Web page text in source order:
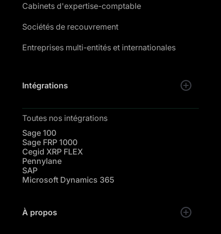
Cabinets d'expertise-comptable
Sociétés de recouvrement
Entreprises multi-entités et internationales
Intégrations
Toutes nos intégrations
Sage 100
Sage FRP 1000
Cegid XRP FLEX
Pennylane
SAP
Microsoft Dynamics 365
À propos